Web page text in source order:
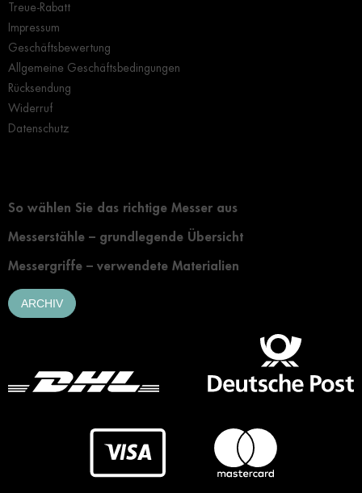
Treue-Rabatt
Impressum
Geschäftsbewertung
Allgemeine Geschäftsbedingungen
Rücksendung
Widerruf
Datenschutz
So wählen Sie das richtige Messer aus
Messerstähle – grundlegende Übersicht
Messergriffe – verwendete Materialien
ARCHIV